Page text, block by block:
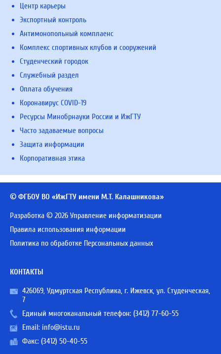
Центр карьеры
Экспортный контроль
Антимонопольный комплаенс
Комплекс спортивных клубов и сооружений
Студенческий городок
Служебный раздел
Оплата обучения
Коронавирус COVID-19
Ресурсы Минобрнауки России и ИжГТУ
Часто задаваемые вопросы
Защита информации
Корпоративная этика
© ФГБОУ ВО «ИжГТУ имени М.Т. Калашникова»
Разработка © 2026 Управление информатизации
Правила использования информации
Политика по обработке Персональных данных
КОНТАКТЫ
426069, Удмуртская Республика, г. Ижевск, ул. Студенческая,
7
Единый многоканальный телефон: (3412) 77-60-55
Email: info@istu.ru
Факс: (3412) 50-40-55